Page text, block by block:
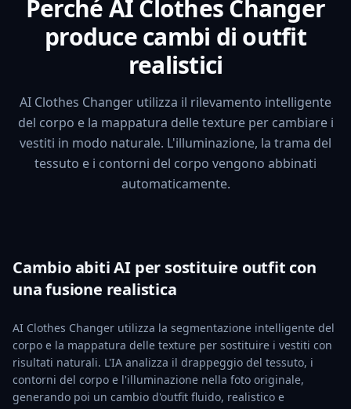
Perché AI Clothes Changer
produce cambi di outfit
realistici
AI Clothes Changer utilizza il rilevamento intelligente
del corpo e la mappatura delle texture per cambiare i
vestiti in modo naturale. L'illuminazione, la trama del
tessuto e i contorni del corpo vengono abbinati
automaticamente.
Cambio abiti AI per sostituire outfit con
una fusione realistica
AI Clothes Changer utilizza la segmentazione intelligente del
corpo e la mappatura delle texture per sostituire i vestiti con
risultati naturali. L'IA analizza il drappeggio del tessuto, i
contorni del corpo e l'illuminazione nella foto originale,
generando poi un cambio d'outfit fluido, realistico e